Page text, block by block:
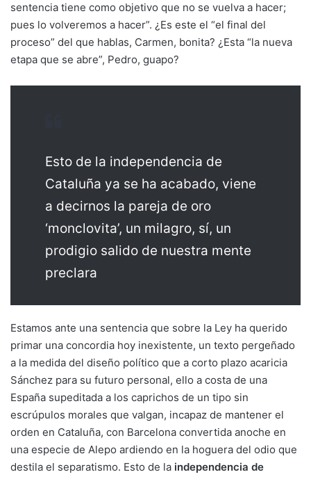
sentencia tiene como objetivo que no se vuelva a hacer;
pues lo volveremos a hacer”. ¿Es este el “el final del
proceso” del que hablas, Carmen, bonita? ¿Esta “la nueva
etapa que se abre”, Pedro, guapo?
Esto de la independencia de
Cataluña ya se ha acabado, viene
a decirnos la pareja de oro
‘monclovita’, un milagro, sí, un
prodigio salido de nuestra mente
preclara
Estamos ante una sentencia que sobre la Ley ha querido
primar una concordia hoy inexistente, un texto pergeñado
a la medida del diseño político que a corto plazo acaricia
Sánchez para su futuro personal, ello a costa de una
España supeditada a los caprichos de un tipo sin
escrúpulos morales que valgan, incapaz de mantener el
orden en Cataluña, con Barcelona convertida anoche en
una especie de Alepo ardiendo en la hoguera del odio que
destila el separatismo. Esto de la independencia de